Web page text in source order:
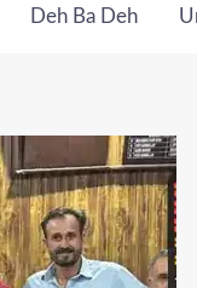
Deh Ba Deh